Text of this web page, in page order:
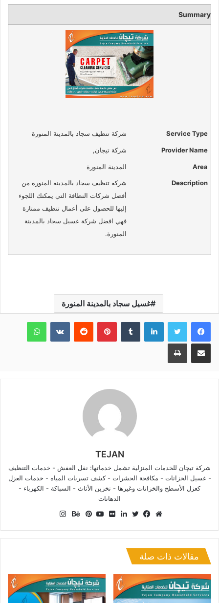
Summary
Service Type شركة تنظيف سجاد بالمدينة المنورة
Provider Name شركة تيجان,
Area المدينة المنورة
Description
شركة تنظيف سجاد بالمدينة المنورة من
أفضل شركات النظافة التي يمكنك اللجوء
إليها للحصول على أعمال تنظيف ممتازة
فهي افضل شركة غسيل سجاد بالمدينة
المنورة.
غسيل سجاد بالمدينة المنورة
لينكدإن بينتيريست واتساب
مشاركة عبر البريد طباعة
TEJAN
شركة تيچان للخدمات المنزلية تشمل خدماتها: نقل العفش - خدمات التنظيف
- غسيل الخزانات - مكافحة الحشرات - كشف تسربات المياه - خدمات العزل
كعزل الأسطح والخزانات وغيرها - تخزين الأثاث - السباكة - الكهرباء -
الدهانات
الويب
من
مقالات ذات صلة